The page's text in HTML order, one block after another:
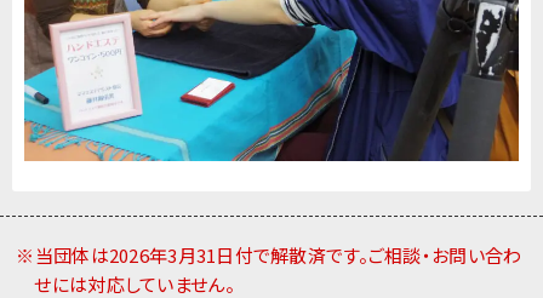
※当団体は2026年3月31日付で解散済です。ご相談・お問い合わ
せには対応していません。